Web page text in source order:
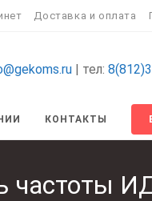
Доставка и оплата
| тел:
КОНТАКТЫ
частоты